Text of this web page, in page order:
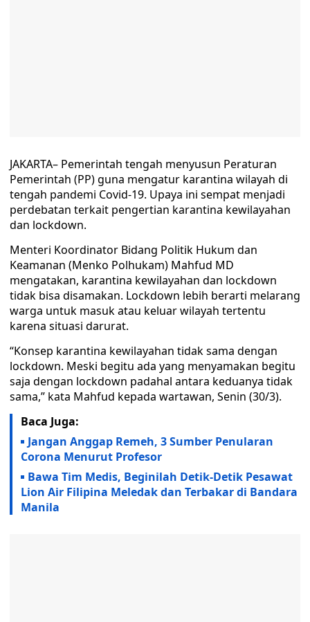
JAKARTA– Pemerintah tengah menyusun Peraturan
Pemerintah (PP) guna mengatur karantina wilayah di
tengah pandemi Covid-19. Upaya ini sempat menjadi
perdebatan terkait pengertian karantina kewilayahan
dan lockdown.
Menteri Koordinator Bidang Politik Hukum dan
Keamanan (Menko Polhukam) Mahfud MD
mengatakan, karantina kewilayahan dan lockdown
tidak bisa disamakan. Lockdown lebih berarti melarang
warga untuk masuk atau keluar wilayah tertentu
karena situasi darurat.
“Konsep karantina kewilayahan tidak sama dengan
lockdown. Meski begitu ada yang menyamakan begitu
saja dengan lockdown padahal antara keduanya tidak
sama,” kata Mahfud kepada wartawan, Senin (30/3).
Baca Juga:
Jangan Anggap Remeh, 3 Sumber Penularan
Corona Menurut Profesor
Bawa Tim Medis, Beginilah Detik-Detik Pesawat
Lion Air Filipina Meledak dan Terbakar di Bandara
Manila